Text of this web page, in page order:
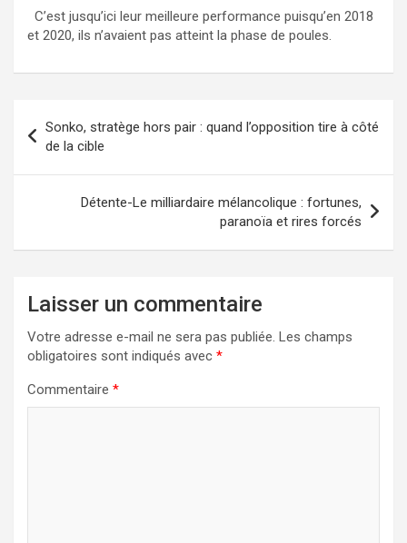
C’est jusqu’ici leur meilleure performance puisqu’en 2018
et 2020, ils n’avaient pas atteint la phase de poules.
de
l’article
Sonko, stratège hors pair : quand l’opposition tire à côté
de la cible
Détente-Le milliardaire mélancolique : fortunes,
paranoïa et rires forcés
Laisser un commentaire
Votre adresse e-mail ne sera pas publiée. Les champs
obligatoires sont indiqués avec *
Commentaire *